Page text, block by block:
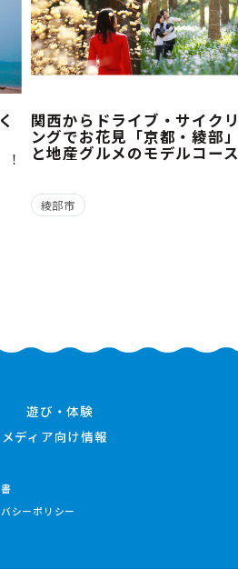
関西からドライブ・サイクリ
ングでお花見「京都・綾部」
と地産グルメのモデルコース
綾部市
遊び・体験
メディア向け情報
シーポリシー